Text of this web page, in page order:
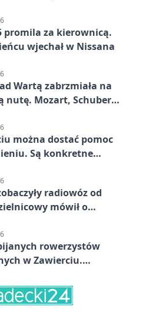
promila za kierownicą.
wjechał w Nissana
Wartą zabrzmiała na
nutę. Mozart, Schubert i
można dostać pomoc
Są konkretne
radiowóz od
mówił o
rowerzystów
w Zawierciu.